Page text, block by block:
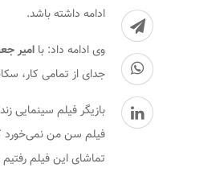
ادامه داشته باشد.
وی ادامه داد: با امیر
جدای از تمامی کار،
بازیگر فیلم سینمایی
فیلم سن من نمی‌خورد
تماشای این فیلم